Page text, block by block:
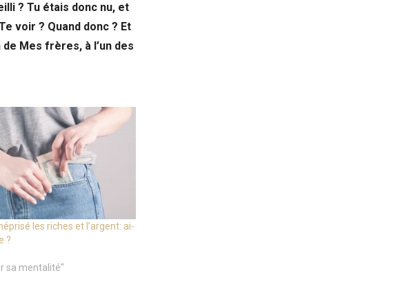
? Tu étais donc nu, et
voir ? Quand donc ? Et
Mes frères, à l’un des
les riches et l’argent: ai-
?
sa mentalité"